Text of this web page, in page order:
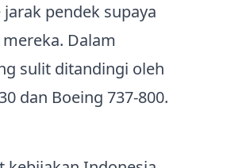
pendek supaya
Dalam
sulit ditandingi oleh
dan Boeing 737‑800.